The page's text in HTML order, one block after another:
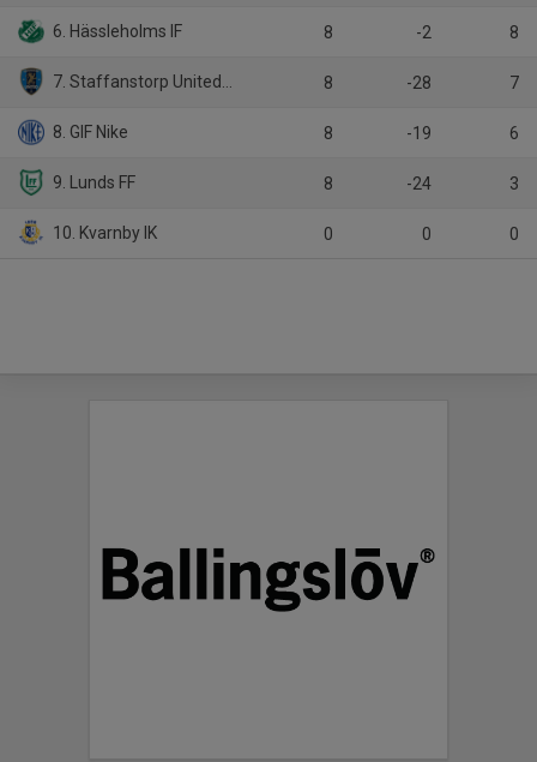
6. Hässleholms IF 8 -2 8
7. Staffanstorp United FC 8 -28 7
8. GIF Nike 8 -19 6
9. Lunds FF 8 -24 3
10. Kvarnby IK 0 0 0